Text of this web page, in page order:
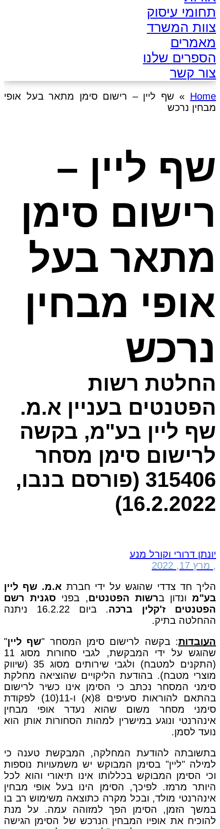
תחומי עיסוק
צוות המשרד
מאמרים
הספרים שלנו
צור קשר
Home
» שף ליין – רישום סימן מתאר בעל אופי
מבחין נרכש
שף ליין –
רישום סימן
מתאר בעל
אופי מבחין
נרכש
החלטת רשות
הפטנטים בעניין א.מ.
שף ליין בע"מ, בקשה
לרישום סימן מסחר
315406 (פורסם בנבו,
16.2.2022)
יונתן דרורי וקורל מנע
, מרץ 17, 2022
הליך חד צדדי שהוגש על ידי חברת א.מ. שף ליין
בע"מ ונדון ברשות הפטנטים, בפני סגנית רשם
הפטנטים ז'קלין ברכה
. ביום 16.2.22 ניתנה
ההחלטה בתיק.
העובדות: בקשה לרישום סימן המסחר "שף ליין"
שהוגש על ידי המבקשת, לגבי סחורות מסוג 11
(התקנים למטבח) ולגבי שירותים מסוג 35 (שיווק
מוצרי מטבח). בהודעת הליקויים שהוציאה מחלקת
סימני המסחר נכתב כי הסימן אינו כשיר לרישום
בהתאם להוראות סעיפים 8(א) ו-11(10) לפקודת
סימני מסחר משום שהוא נעדר אופי מבחין
אינהרנטי ונוגע במישרין למהות הסחורות אותן הוא
נועד לסמן.
בתשובתה להודעת המחלקה, המבקשת טענה כי
למילה "ליין" בסימן המבוקש יש משמעויות נוספות
וכי הסימן המבוקש בכללותו אינו תיאורי והוא לכל
היותר מרמז. לפיכך, הסימן הינו בעל אופי מבחין
אינהרנטי מולד, ובכל מקרה כתוצאה משימוש רב בו
במשך הזמן, הסימן הפך למזוהה עמה. על מנת
להוכיח את אופיו המבחין הנרכש של הסימן הגישה